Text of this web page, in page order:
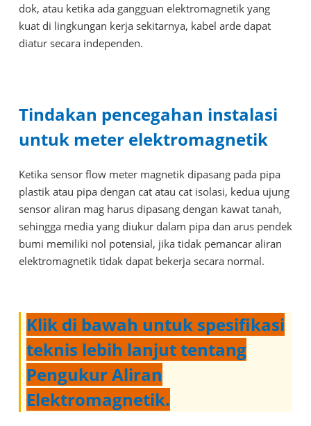
dok, atau ketika ada gangguan elektromagnetik yang
kuat di lingkungan kerja sekitarnya, kabel arde dapat
diatur secara independen.
Tindakan pencegahan instalasi
untuk meter elektromagnetik
Ketika sensor flow meter magnetik dipasang pada pipa
plastik atau pipa dengan cat atau cat isolasi, kedua ujung
sensor aliran mag harus dipasang dengan kawat tanah,
sehingga media yang diukur dalam pipa dan arus pendek
bumi memiliki nol potensial, jika tidak pemancar aliran
elektromagnetik tidak dapat bekerja secara normal.
Klik di bawah untuk spesifikasi
teknis lebih lanjut tentang
Pengukur Aliran
Elektromagnetik.